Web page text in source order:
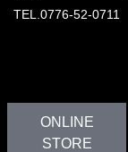
TEL.0776-52-0711
ONLINE
STORE